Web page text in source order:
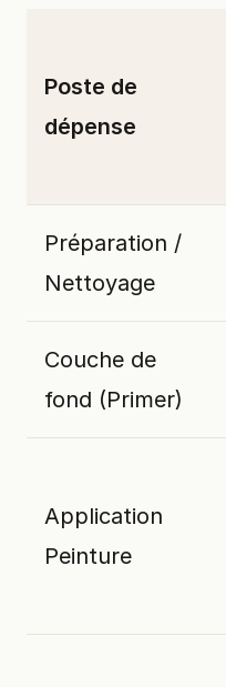
Poste de
dépense
Préparation /
Nettoyage
Couche de
fond (Primer)
Application
Peinture